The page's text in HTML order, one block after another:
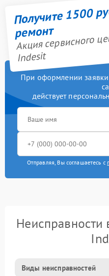
Получите 1500
ремонт
Акция сервисного
Indesit
При оформлении
действует
Отправляя, Вы соглашаетесь с
Неисправности
Виды неисправностей